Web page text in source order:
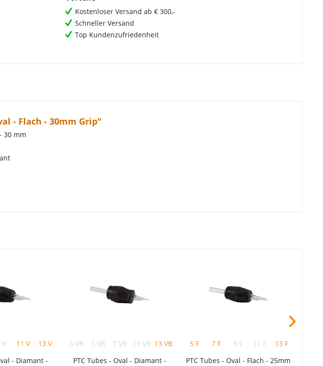
Kostenloser Versand ab € 300,-
Schneller Versand
Top Kundenzufriedenheit
- Flach - 30mm Grip"
30 mm
V 11 V 13 V 15 V
18 V
- Diamant -
3 VB 5 VB 7 VB 11 VB 13 VB 15 VB 18 VB
PTC Tubes - Oval - Diamant -
5 F 7 F 9 F 11 F 13 F
PTC Tubes - Oval - Flach - 25mm